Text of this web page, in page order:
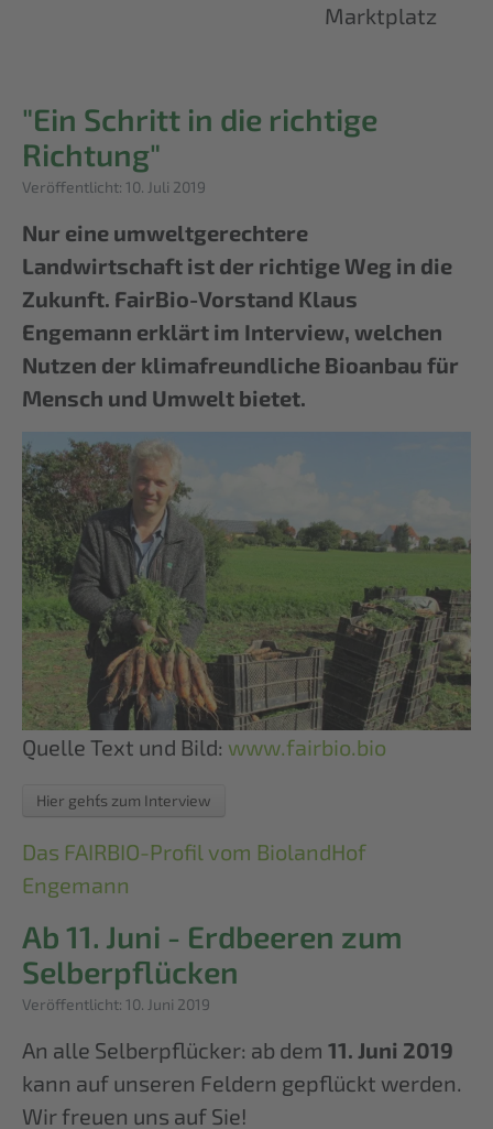
Marktplatz
"Ein Schritt in die richtige
Richtung"
Details
Veröffentlicht: 10. Juli 2019
Nur eine umweltgerechtere
Landwirtschaft ist der richtige Weg in die
Zukunft. FairBio-Vorstand Klaus
Engemann erklärt im Interview, welchen
Nutzen der klimafreundliche Bioanbau für
Mensch und Umwelt bietet.
Quelle Text und Bild: www.fairbio.bio
Hier geht´s zum Interview
Das FAIRBIO-Profil vom BiolandHof
Engemann
Ab 11. Juni - Erdbeeren zum
Selberpflücken
Details
Veröffentlicht: 10. Juni 2019
An alle Selberpflücker: ab dem 11. Juni 2019
kann auf unseren Feldern gepflückt werden.
Wir freuen uns auf Sie!